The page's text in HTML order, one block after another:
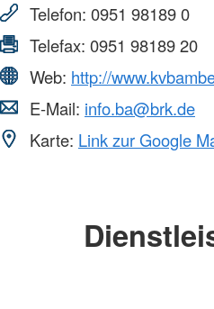
Telefon: 0951 98189 0
Telefax: 0951 98189 20
Web: http://
E-Mail: info.ba@brk.de
Karte: Link zur Google